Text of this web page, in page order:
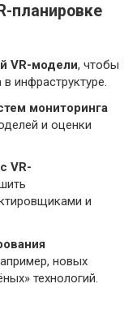
планировке
VR-модели, чтобы
инфраструктуре.
мониторинга
и оценки
VR-
и
новых
технологий.